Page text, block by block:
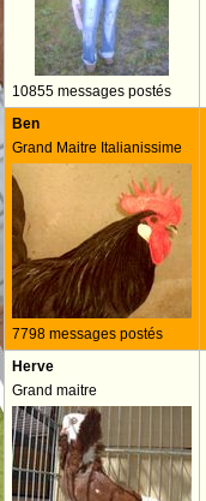
10855 messages postés
Ben
Grand Maitre Italianissime
7798 messages postés
Herve
Grand maitre